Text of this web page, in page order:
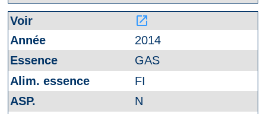
launch
2014
GAS
FI
N